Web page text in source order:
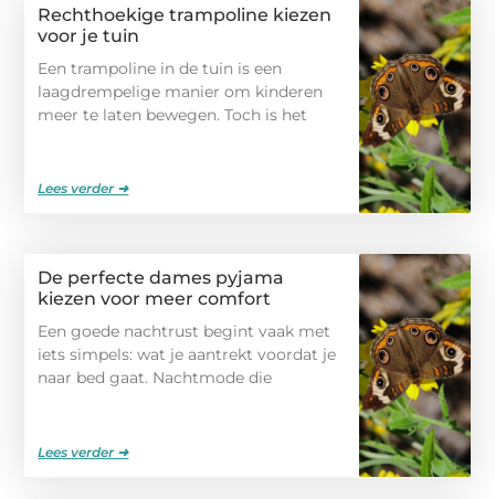
Rechthoekige trampoline kiezen
voor je tuin
Een trampoline in de tuin is een
laagdrempelige manier om kinderen
meer te laten bewegen. Toch is het
Lees verder ➜
De perfecte dames pyjama
kiezen voor meer comfort
Een goede nachtrust begint vaak met
iets simpels: wat je aantrekt voordat je
naar bed gaat. Nachtmode die
Lees verder ➜